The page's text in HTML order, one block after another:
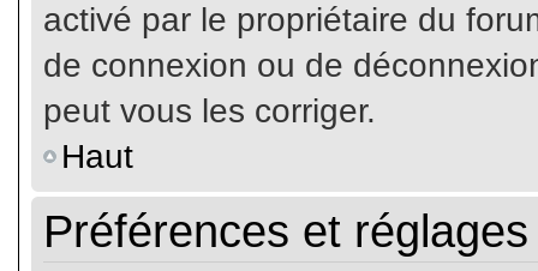
activé par le propriétaire du
de connexion ou de
peut vous les corriger.
Haut
Préférences et